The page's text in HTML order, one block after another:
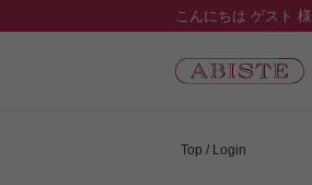
こんにちは ゲスト 様
Top Login